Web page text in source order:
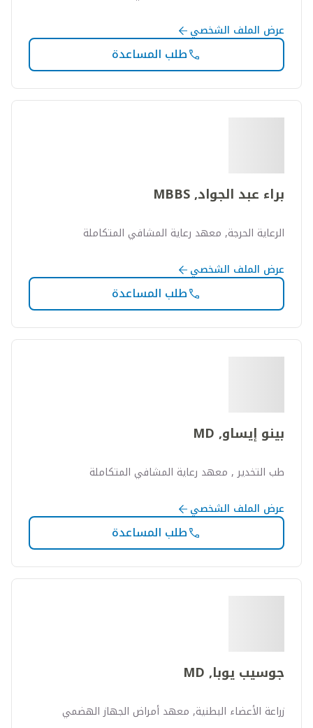
عرض الملف الشخصي
طلب المساعدة
براء عبد الجواد, MBBS
الرعاية الحرجة, معهد رعاية المشافي المتكاملة
عرض الملف الشخصي
طلب المساعدة
بينو إيساو, MD
طب التخدير , معهد رعاية المشافي المتكاملة
عرض الملف الشخصي
طلب المساعدة
جوسيب يوبا, MD
زراعة الأعضاء البطنية, معهد أمراض الجهاز الهضمي